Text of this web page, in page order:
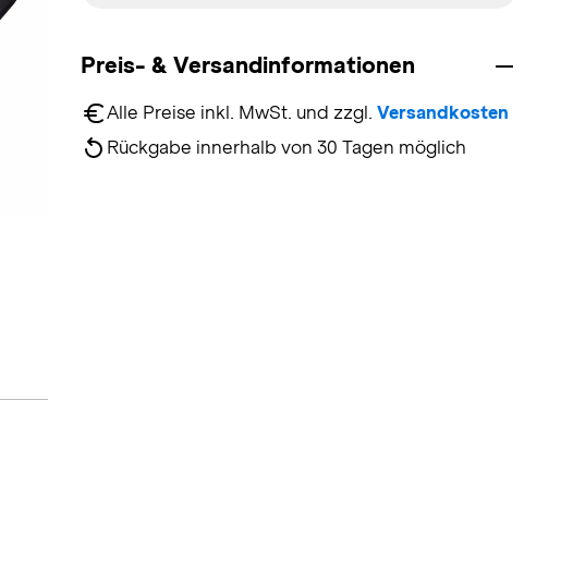
Preis- & Versandinformationen
Alle Preise inkl. MwSt. und zzgl. Versandkosten
Rückgabe innerhalb von 30 Tagen möglich